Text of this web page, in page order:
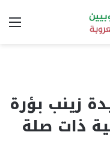
زينب بؤرة
ذات صلة